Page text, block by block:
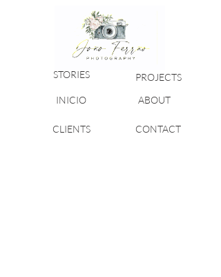
INICIO ABOUT
STORIES PROJECTS
CLIENTS CONTACT